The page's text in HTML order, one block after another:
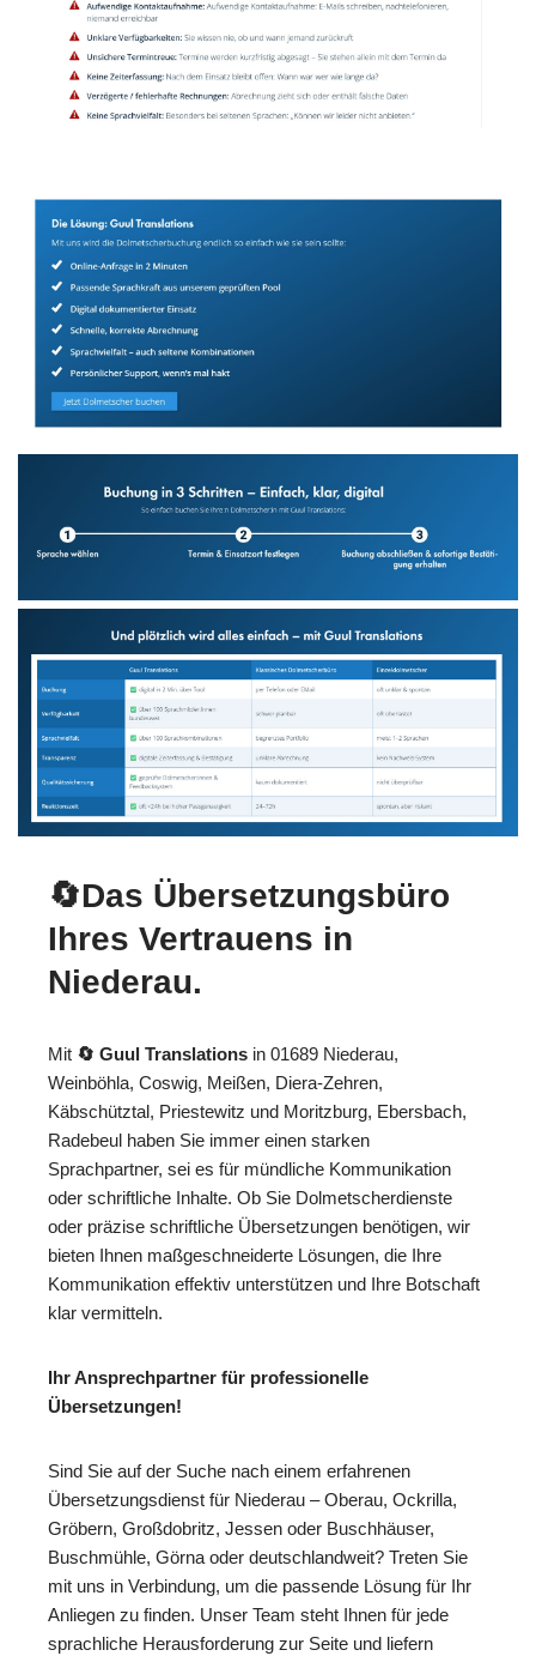
🔄Das Übersetzungsbüro
Ihres Vertrauens in
Niederau.
Mit 🔄 Guul Translations in 01689 Niederau,
Weinböhla, Coswig, Meißen, Diera-Zehren,
Käbschütztal, Priestewitz und Moritzburg, Ebersbach,
Radebeul haben Sie immer einen starken
Sprachpartner, sei es für mündliche Kommunikation
oder schriftliche Inhalte. Ob Sie Dolmetscherdienste
oder präzise schriftliche Übersetzungen benötigen, wir
bieten Ihnen maßgeschneiderte Lösungen, die Ihre
Kommunikation effektiv unterstützen und Ihre Botschaft
klar vermitteln.
Ihr Ansprechpartner für professionelle
Übersetzungen!
Sind Sie auf der Suche nach einem erfahrenen
Übersetzungsdienst für Niederau – Oberau, Ockrilla,
Gröbern, Großdobritz, Jessen oder Buschhäuser,
Buschmühle, Görna oder deutschlandweit? Treten Sie
mit uns in Verbindung, um die passende Lösung für Ihr
Anliegen zu finden. Unser Team steht Ihnen für jede
sprachliche Herausforderung zur Seite und liefern